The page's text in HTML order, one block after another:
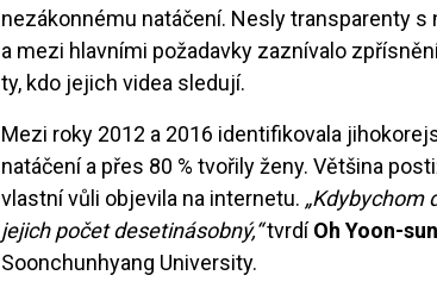
nezákonnému natáčení. Nesly transparenty s
a mezi hlavními požadavky zaznívalo
ty, kdo jejich videa sledují.
Mezi roky 2012 a 2016 identifikovala
natáčení a přes 80 % tvořily ženy. Většina
vlastní vůli objevila na internetu. „Kdybychom
jejich počet desetinásobný,“tvrdíOh Yoon-
Soonchunhyang University.